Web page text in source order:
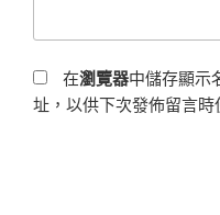
在瀏覽器中儲存顯示
址，以供下次發佈留言時